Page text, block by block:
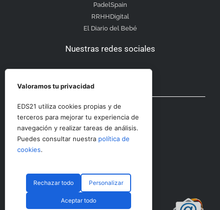
PadelSpain
RRHHDigital
El Diario del Bebé
Nuestras redes sociales
Otras secciones
Contacto
© CopyRight 2023 RRHHDigital
Valoramos tu privacidad
EDS21 utiliza cookies propias y de
terceros para mejorar tu experiencia de
navegación y realizar tareas de análisis.
Puedes consultar nuestra política de
cookies.
Rechazar todo Personalizar
Aceptar todo